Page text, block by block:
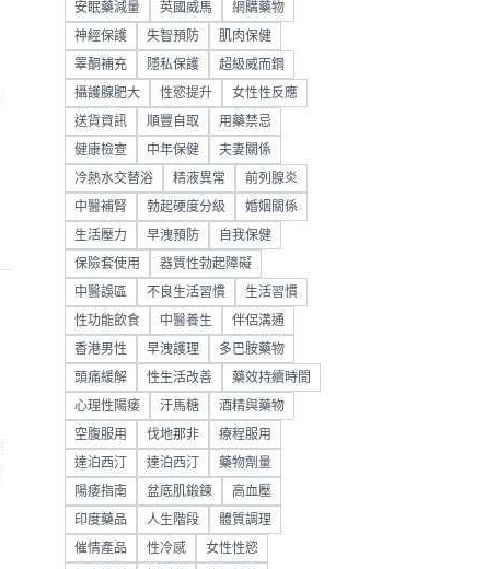
安眠藥減量 英國威馬 網購藥物
神經保護 失智預防 肌肉保健
睪酮補充 隱私保護 超級威而鋼
攝護腺肥大 性慾提升 女性性反應
送貨資訊 順豐自取 用藥禁忌
健康檢查 中年保健 夫妻關係
冷熱水交替浴 精液異常 前列腺炎
中醫補腎 勃起硬度分級 婚姻關係
生活壓力 早洩預防 自我保健
保險套使用 器質性勃起障礙
中醫誤區 不良生活習慣 生活習慣
性功能飲食 中醫養生 伴侶溝通
香港男性 早洩護理 多巴胺藥物
頭痛緩解 性生活改善 藥效持續時間
心理性陽痿 汗馬糖 酒精與藥物
空腹服用 伐地那非 療程服用
達泊西汀 達泊西汀 藥物劑量
陽痿指南 盆底肌鍛鍊 高血壓
印度藥品 人生階段 體質調理
催情產品 性冷感 女性性慾